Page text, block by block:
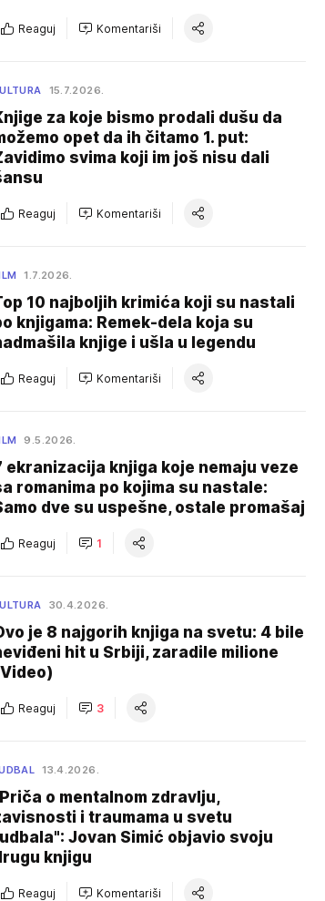
Reaguj Komentariši
15.7.2026.
za koje bismo prodali dušu da
opet da ih čitamo 1. put:
svima koji im još nisu dali
Reaguj Komentariši
1.7.2026.
10 najboljih krimića koji su nastali
knjigama: Remek-dela koja su
knjige i ušla u legendu
Reaguj Komentariši
9.5.2026.
ekranizacija knjiga koje nemaju veze
romanima po kojima su nastale:
dve su uspešne, ostale promašaj
Reaguj 1
30.4.2026.
je 8 najgorih knjiga na svetu: 4 bile
hit u Srbiji, zaradile milione
Reaguj 3
13.4.2026.
o mentalnom zdravlju,
i traumama u svetu
Jovan Simić objavio svoju
knjigu
Reaguj Komentariši